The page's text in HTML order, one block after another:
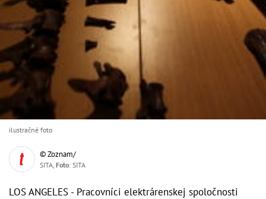
ilustračné foto
© Zoznam/
SITA, Foto: SITA
LOS ANGELES - Pracovníci elektrárenskej spoločnosti